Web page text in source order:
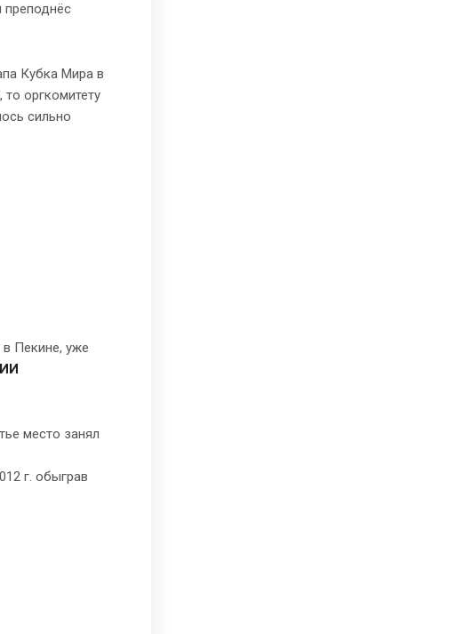
преподнёс
Кубка Мира в
оргкомитету
сильно
Пекине, уже
место занял
г. обыграв